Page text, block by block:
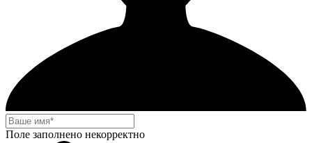
Поле заполнено некорректно